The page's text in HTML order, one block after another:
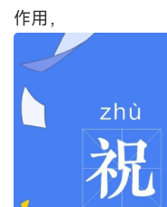
作用，